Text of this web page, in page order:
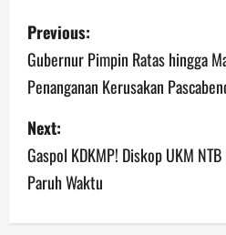
P
o
s
t
n
a
Previous:
Gubernur Pimpin Ratas hingga
Penanganan Kerusakan
Next:
Gaspol KDKMP! Diskop UKM
Paruh Waktu